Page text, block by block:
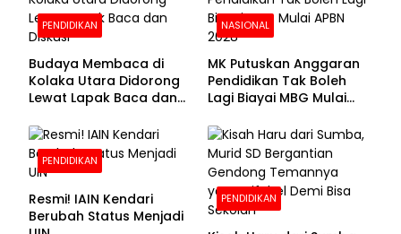
PENDIDIKAN
Budaya Membaca di
Kolaka Utara Didorong
Lewat Lapak Baca dan
NASIONAL
MK Putuskan Anggaran
Pendidikan Tak Boleh
Lagi Biayai MBG Mulai
PENDIDIKAN
Resmi! IAIN Kendari
Berubah Status Menjadi
PENDIDIKAN